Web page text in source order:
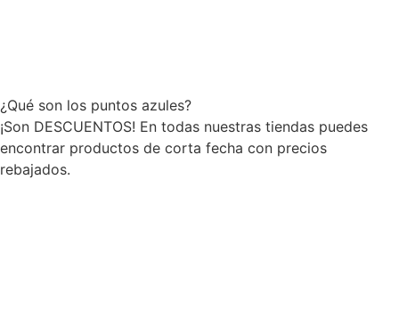
¿Qué son los puntos azules?
¡Son DESCUENTOS! En todas nuestras tiendas puedes
encontrar productos de corta fecha con precios
rebajados.